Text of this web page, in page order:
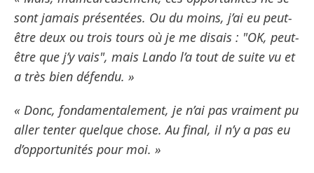
sont jamais présentées. Ou du moins, j’ai eu peut-
être deux ou trois tours où je me disais : "OK, peut-
être que j’y vais", mais Lando l’a tout de suite vu et
a très bien défendu. »
« Donc, fondamentalement, je n’ai pas vraiment pu
aller tenter quelque chose. Au final, il n’y a pas eu
d’opportunités pour moi. »